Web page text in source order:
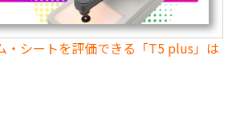
・シートを評価できる「T5 plus」は